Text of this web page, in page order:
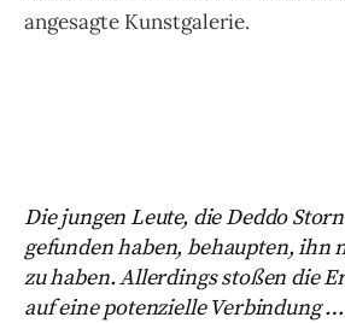
angesagte Kunstgalerie.
Die jungen Leute, die Deddo
gefunden haben, behaupten, ihn
zu haben. Allerdings stoßen die
auf eine potenzielle Verbindung …